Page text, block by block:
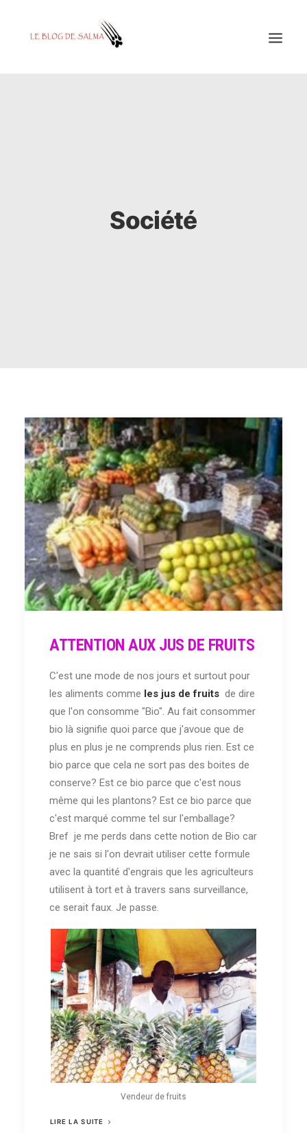
Société
ATTENTION AUX JUS DE FRUITS
C'est une mode de nos jours et surtout pour
les aliments comme les jus de fruits de dire
que l'on consomme "Bio". Au fait consommer
bio là signifie quoi parce que j'avoue que de
plus en plus je ne comprends plus rien. Est ce
bio parce que cela ne sort pas des boites de
conserve? Est ce bio parce que c'est nous
même qui les plantons? Est ce bio parce que
c'est marqué comme tel sur l'emballage?
Bref je me perds dans cette notion de Bio car
je ne sais si l'on devrait utiliser cette formule
avec la quantité d'engrais que les agriculteurs
utilisent à tort et à travers sans surveillance,
ce serait faux. Je passe.
Vendeur de fruits
LIRE LA SUITE